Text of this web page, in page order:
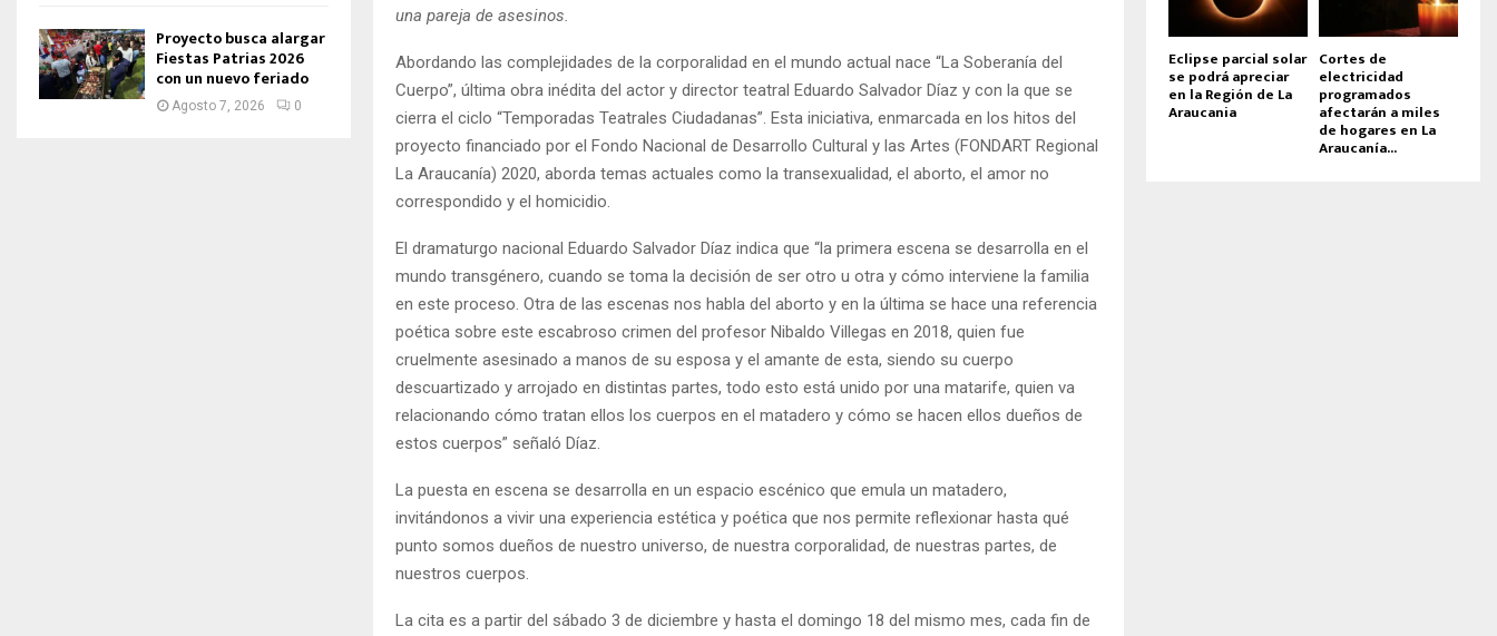
una pareja de asesinos.
Abordando las complejidades de la corporalidad en el mundo actual nace “La Soberanía del
Cuerpo”, última obra inédita del actor y director teatral Eduardo Salvador Díaz y con la que se
cierra el ciclo “Temporadas Teatrales Ciudadanas”. Esta iniciativa, enmarcada en los hitos del
proyecto financiado por el Fondo Nacional de Desarrollo Cultural y las Artes (FONDART Regional
La Araucanía) 2020, aborda temas actuales como la transexualidad, el aborto, el amor no
correspondido y el homicidio.
El dramaturgo nacional Eduardo Salvador Díaz indica que “la primera escena se desarrolla en el
mundo transgénero, cuando se toma la decisión de ser otro u otra y cómo interviene la familia
en este proceso. Otra de las escenas nos habla del aborto y en la última se hace una referencia
poética sobre este escabroso crimen del profesor Nibaldo Villegas en 2018, quien fue
cruelmente asesinado a manos de su esposa y el amante de esta, siendo su cuerpo
descuartizado y arrojado en distintas partes, todo esto está unido por una matarife, quien va
relacionando cómo tratan ellos los cuerpos en el matadero y cómo se hacen ellos dueños de
estos cuerpos” señaló Díaz.
La puesta en escena se desarrolla en un espacio escénico que emula un matadero,
invitándonos a vivir una experiencia estética y poética que nos permite reflexionar hasta qué
punto somos dueños de nuestro universo, de nuestra corporalidad, de nuestras partes, de
nuestros cuerpos.
La cita es a partir del sábado 3 de diciembre y hasta el domingo 18 del mismo mes, cada fin de
Proyecto busca alargar
Fiestas Patrias 2026
con un nuevo feriado
Agosto 7, 2026 0
Eclipse parcial solar
se podrá apreciar
en la Región de La
Araucania
Cortes de
electricidad
programados
afectarán a miles
de hogares en La
Araucanía...